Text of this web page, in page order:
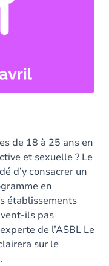
de 18 à 25 ans en
et sexuelle ? Le
d’y consacrer un
en
établissements
ils pas
de l’ASBL Le
sur le